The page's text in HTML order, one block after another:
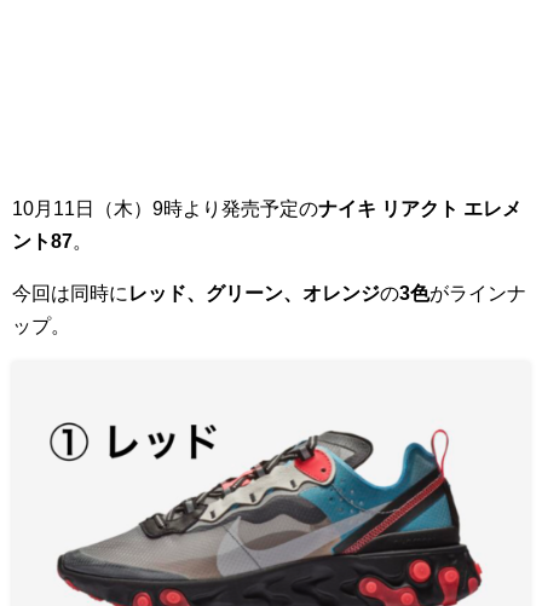
10月11日（木）9時より発売予定のナイキ リアクト エレメ
ント87
今回は同時に レッド、グリーン、オレンジの3色がラインナ
ップ。